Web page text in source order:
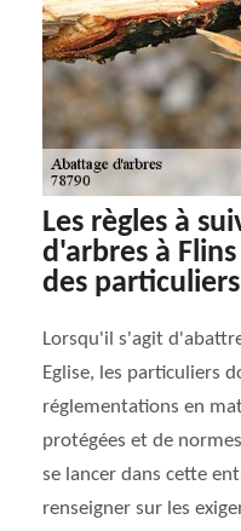
Les règles à
d'arbres à
des particuliers
Lorsqu'il s'agit
Eglise, les particuliers
réglementations en
protégées et de
se lancer dans cette
renseigner sur les